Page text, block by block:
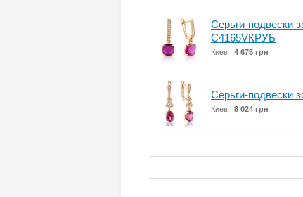
Серьги-подвески
С4165VКРУБ
Киев 4 675 грн
Серьги-подвески
Киев 8 024 грн